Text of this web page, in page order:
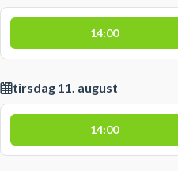
14:00
tirsdag 11. august
14:00